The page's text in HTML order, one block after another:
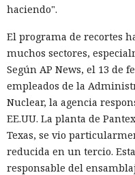
haciendo".
El programa de recortes
muchos sectores,
Según AP News, el 13 de
empleados de la
Nuclear, la agencia
EE.UU. La planta de
Texas, se vio
reducida en un tercio.
responsable del